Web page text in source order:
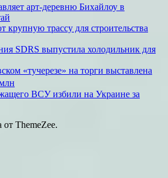
арт-деревню Бихайлоу в
трассу для строительства
SDRS выпустила холодильник для
«тучерезе» на торги выставлена
ВСУ избили на Украине за
от ThemeZee.